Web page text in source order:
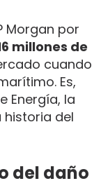
Morgan por
millones de
cuando
Es,
Energía, la
del
del daño